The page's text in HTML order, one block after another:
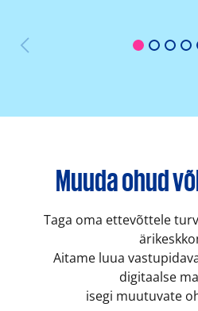
1 2 3 4
Muuda ohud
Taga oma ettevõttele
Aitame luua
digitaalse
isegi muutuvate